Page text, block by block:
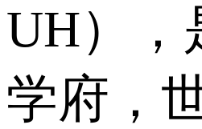
UH），
学府，